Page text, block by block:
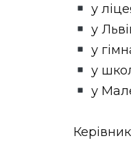
у
у
у
у
у